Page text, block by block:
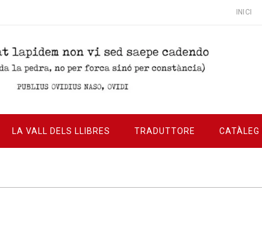
INICI
LA VALL DELS LLIBRES TRADUTTORE CATÀLEG